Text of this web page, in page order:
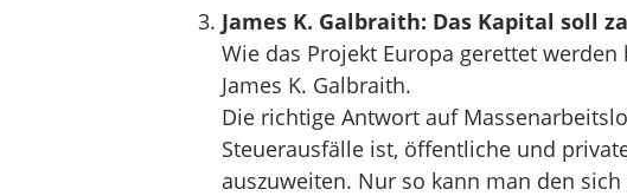
James K. Galbraith: Das Kapital soll
Wie das Projekt Europa gerettet
James K. Galbraith.
Die richtige Antwort auf
Steuerausfälle ist, öffentliche und
auszuweiten. Nur so kann man den